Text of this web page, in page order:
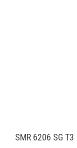
SMR 6206 SG T3